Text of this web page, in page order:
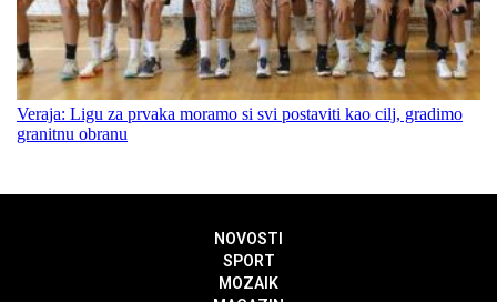
Veraja: Ligu za prvaka moramo si svi postaviti kao cilj, gradimo
granitnu obranu
NOVOSTI
SPORT
MOZAIK